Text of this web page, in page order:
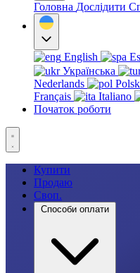
Головна Дослідити
English
Українська
Nederlands
Français
Italiano
Початок роботи
Купити
Продаю
Своп.
Способи оплати